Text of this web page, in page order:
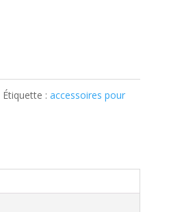
Étiquette : accessoires pour